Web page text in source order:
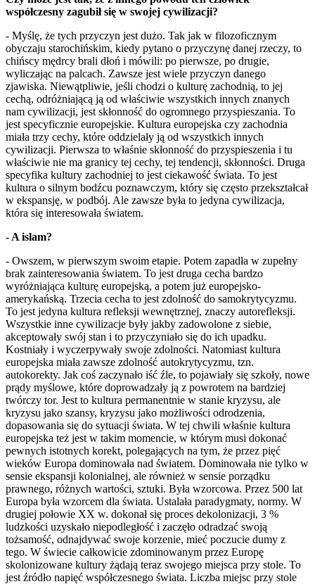
współczesny zagubił się w swojej cywilizacji?
- Myślę, że tych przyczyn jest dużo. Tak jak w filozoficznym
obyczaju starochińskim, kiedy pytano o przyczynę danej rzeczy, to
chińscy mędrcy brali dłoń i mówili: po pierwsze, po drugie,
wyliczając na palcach. Zawsze jest wiele przyczyn danego
zjawiska. Niewątpliwie, jeśli chodzi o kulturę zachodnią, to jej
cechą, odróżniającą ją od właściwie wszystkich innych znanych
nam cywilizacji, jest skłonność do ogromnego przyspieszania. To
jest specyficznie europejskie. Kultura europejska czy zachodnia
miała trzy cechy, które oddzielały ją od wszystkich innych
cywilizacji. Pierwsza to właśnie skłonność do przyspieszenia i tu
właściwie nie ma granicy tej cechy, tej tendencji, skłonności. Druga
specyfika kultury zachodniej to jest ciekawość świata. To jest
kultura o silnym bodźcu poznawczym, który się często przekształcał
w ekspansję, w podbój. Ale zawsze była to jedyna cywilizacja,
która się interesowała światem.
- A islam?
- Owszem, w pierwszym swoim etapie. Potem zapadła w zupełny
brak zainteresowania światem. To jest druga cecha bardzo
wyróżniająca kulturę europejską, a potem już europejsko-
amerykańską. Trzecia cecha to jest zdolność do samokrytycyzmu.
To jest jedyna kultura refleksji wewnętrznej, znaczy autorefleksji.
Wszystkie inne cywilizacje były jakby zadowolone z siebie,
akceptowały swój stan i to przyczyniało się do ich upadku.
Kostniały i wyczerpywały swoje zdolności. Natomiast kultura
europejska miała zawsze zdolność autokrytycyzmu, tzn.
autokorekty. Jak coś zaczynało iść źle, to pojawiały się szkoły, nowe
prądy myślowe, które doprowadzały ją z powrotem na bardziej
twórczy tor. Jest to kultura permanentnie w stanie kryzysu, ale
kryzysu jako szansy, kryzysu jako możliwości odrodzenia,
dopasowania się do sytuacji świata. W tej chwili właśnie kultura
europejska też jest w takim momencie, w którym musi dokonać
pewnych istotnych korekt, polegających na tym, że przez pięć
wieków Europa dominowała nad światem. Dominowała nie tylko w
sensie ekspansji kolonialnej, ale również w sensie porządku
prawnego, różnych wartości, sztuki. Była wzorcowa. Przez 500 lat
Europa była wzorcem dla świata. Ustalała paradygmaty, normy. W
drugiej połowie XX w. dokonał się proces dekolonizacji, 3 %
ludzkości uzyskało niepodległość i zaczęło odradzać swoją
tożsamość, odnajdywać swoje korzenie, mieć poczucie dumy z
tego. W świecie całkowicie zdominowanym przez Europę
skolonizowane kultury żądają teraz swojego miejsca przy stole. To
jest źródło napięć współczesnego świata. Liczba miejsc przy stole